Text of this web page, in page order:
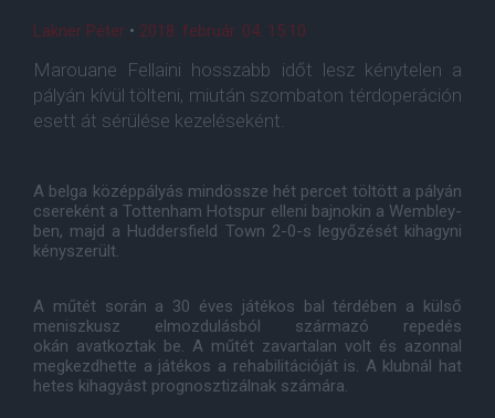
Lakner Péter • 2018. február. 04. 15:10
Marouane Fellaini hosszabb időt lesz kénytelen a
pályán kívül tölteni, miután szombaton térdoperáción
esett át sérülése kezeléseként.
A belga középpályás mindössze hét percet töltött a pályán
csereként a Tottenham Hotspur elleni bajnokin a Wembley-
ben, majd a Huddersfield Town 2-0-s legyőzését kihagyni
kényszerült.
A műtét során a 30 éves játékos bal térdében a külső
meniszkusz elmozdulásból származó repedés
okán avatkoztak be. A műtét zavartalan volt és azonnal
megkezdhette a játékos a rehabilitációját is. A klubnál hat
hetes kihagyást prognosztizálnak számára.